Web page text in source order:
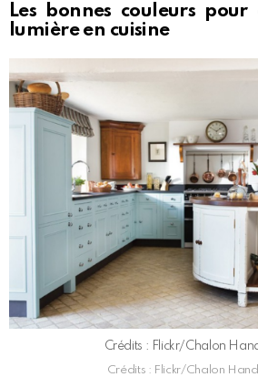
Les bonnes couleurs
lumière en cuisine
Crédits : Flickr/Chalon
Crédits : Flickr/Chalon